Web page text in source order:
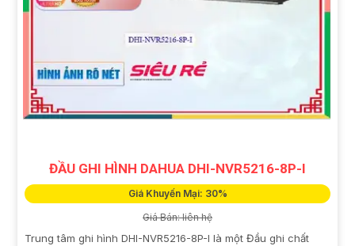
ĐẦU GHI HÌNH DAHUA DHI-NVR5216-8P-I
Giá Khuyến Mại: 30%
Giá Bán: liên hệ
Trung tâm ghi hình DHI-NVR5216-8P-I là một Đầu ghi chất